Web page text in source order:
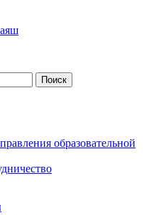
образовательной